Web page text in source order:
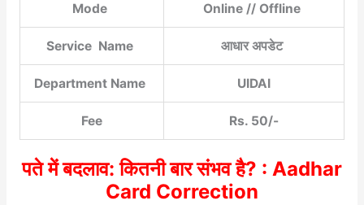
Mode Online // Offline
Service Name आधार अपडेट
Department Name UIDAI
Fee Rs. 50/-
पते में बदलाव: कितनी बार संभव है? : Aadhar
Card Correction